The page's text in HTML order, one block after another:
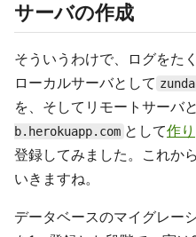
サーバの作成
そういうわけで、ログをた
ローカルサーバとして
を、そしてリモートサーバ
b.herokuapp.com として作り
登録してみました。これか
いきますね。
データベースのマイグレー